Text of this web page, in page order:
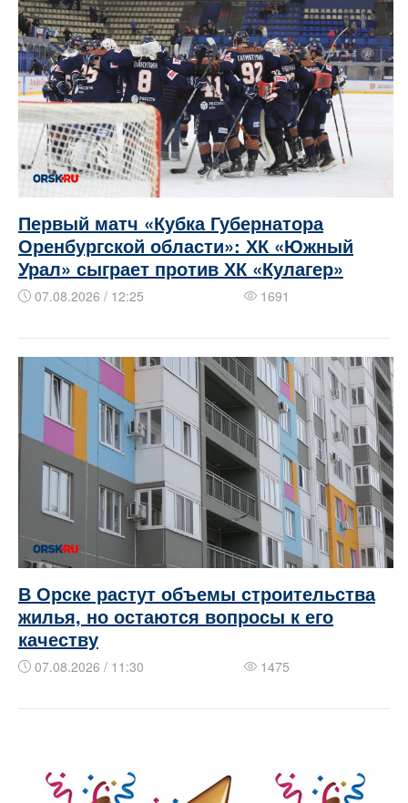
Первый матч «Кубка Губернатора
Оренбургской области»: ХК «Южный
Урал» сыграет против ХК «Кулагер»
07.08.2026 / 12:25 1691
В Орске растут объемы строительства
жилья, но остаются вопросы к его
качеству
07.08.2026 / 11:30 1475